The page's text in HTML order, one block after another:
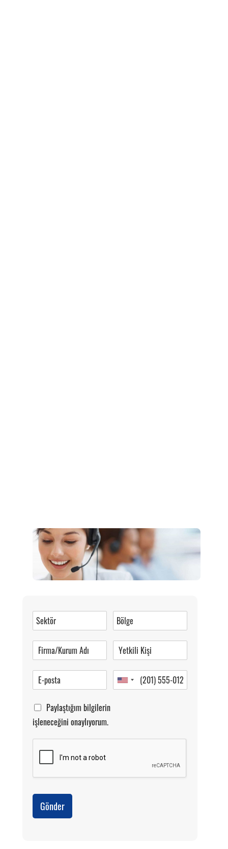
0 (216) 462 49 34
Pazartesi-Cumartesi 09.00-20.00
Paylaştığım bilgilerin
işleneceğini onaylıyorum.
Gönder